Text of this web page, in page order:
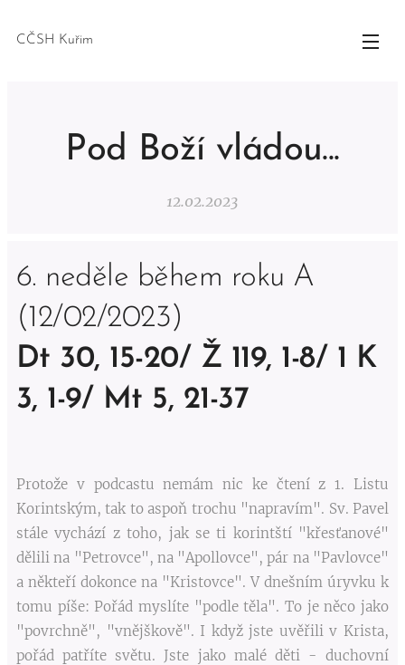
CČSH Kuřim
Pod Boží vládou...
12.02.2023
6. neděle během roku A
(12/02/2023)
Dt 30, 15-20/ Ž 119, 1-8/ 1 K
3, 1-9/ Mt 5, 21-37
Protože v podcastu nemám nic ke čtení z 1. Listu
Korintským, tak to aspoň trochu "napravím". Sv. Pavel
stále vychází z toho, jak se ti korintští "křesťanové"
dělili na "Petrovce", na "Apollovce", pár na "Pavlovce"
a někteří dokonce na "Kristovce". V dnešním úryvku k
tomu píše: Pořád myslíte "podle těla". To je něco jako
"povrchně", "vnějškově". I když jste uvěřili v Krista,
pořád patříte světu. Jste jako malé děti - duchovní